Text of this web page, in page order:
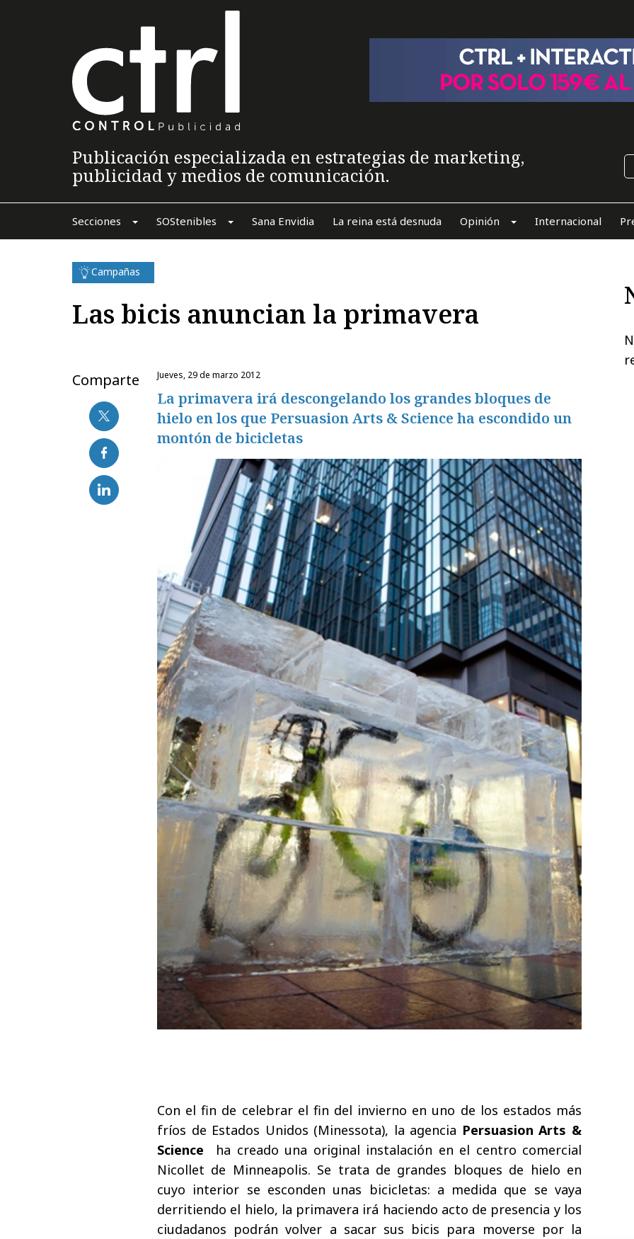
Publicación especializada en estrategias de marketing,
publicidad y medios de comunicación.
Secciones SOStenibles Sana Envidia La reina está desnuda Opinión Internacional
Campañas
Las bicis anuncian la primavera
Comparte jueves, 29 de marzo 2012
La primavera irá descongelando los grandes bloques de
hielo en los que Persuasion Arts & Science ha escondido un
montón de bicicletas
Con el fin de celebrar el fin del invierno en uno de los estados más
fríos de Estados Unidos (Minessota), la agencia Persuasion Arts &
Science
ha creado una original instalación en el centro comercial
Nicollet de Minneapolis. Se trata de grandes bloques de hielo en
cuyo interior se esconden unas bicicletas: a medida que se vaya
derritiendo el hielo, la primavera irá haciendo acto de presencia y los
ciudadanos podrán volver a sacar sus bicis para moverse por la